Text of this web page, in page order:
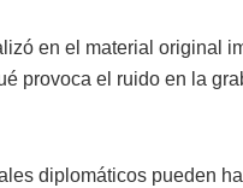
en el material original
provoca el ruido en la
diplomáticos pueden